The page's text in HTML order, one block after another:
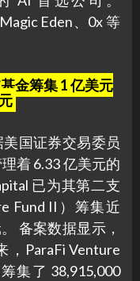
Eden、0x 等
金筹集 1 亿美元
国证券交易委员
着 6.33 亿美元的
已为其第二支
Fund II）筹集近
备案数据显示，
，ParaFi Venture
集了 38,915,000